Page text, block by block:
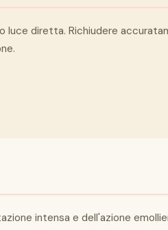
diretta. Richiudere
intensa e dell'azione